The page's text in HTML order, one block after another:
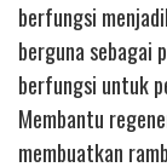
berfungsi
berguna sebagai
berfungsi untuk
Membantu
membuatkan